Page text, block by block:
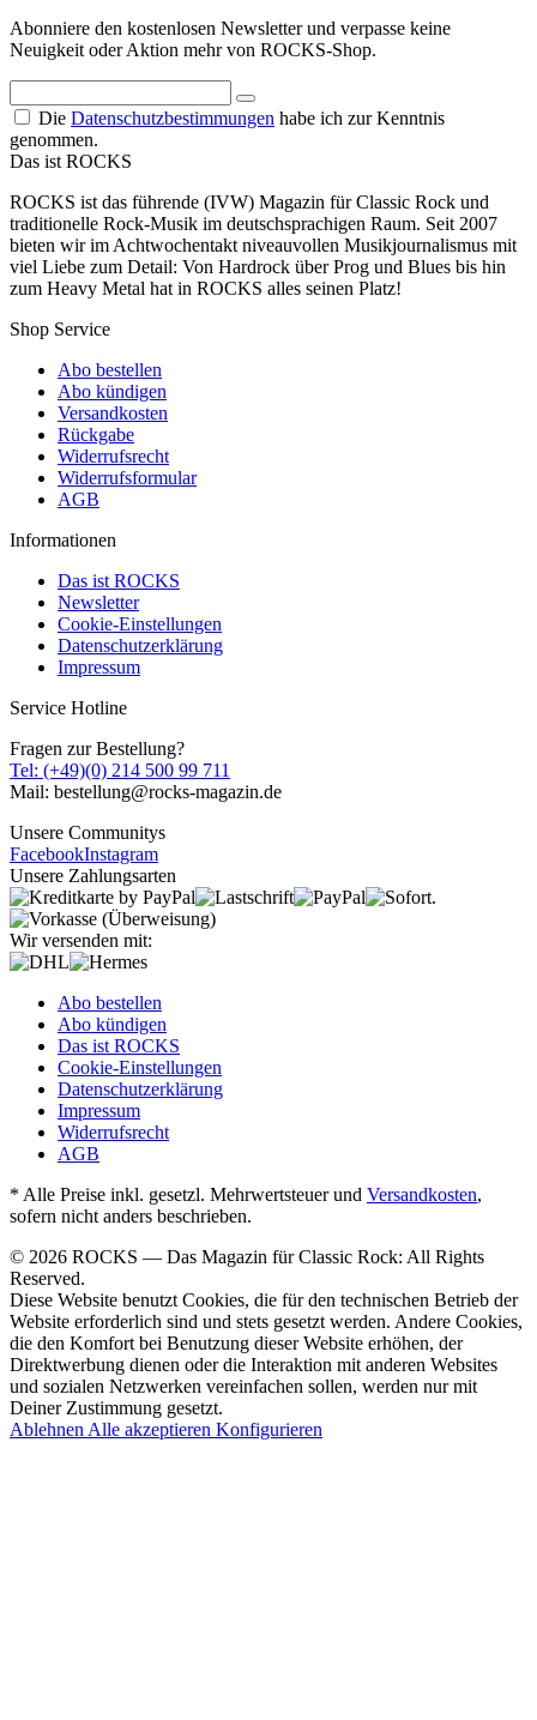
Abonniere den kostenlosen Newsletter und verpasse keine
Neuigkeit oder Aktion mehr von ROCKS-Shop.
Die Datenschutzbestimmungen habe ich zur Kenntnis
genommen.
Das ist ROCKS
ROCKS ist das führende (IVW) Magazin für Classic Rock und
traditionelle Rock-Musik im deutschsprachigen Raum. Seit 2007
bieten wir im Achtwochentakt niveauvollen Musikjournalismus mit
viel Liebe zum Detail: Von Hardrock über Prog und Blues bis hin
zum Heavy Metal hat in ROCKS alles seinen Platz!
Shop Service
Abo bestellen
Abo kündigen
Versandkosten
Rückgabe
Widerrufsrecht
Widerrufsformular
AGB
Informationen
Das ist ROCKS
Newsletter
Cookie-Einstellungen
Datenschutzerklärung
Impressum
Service Hotline
Fragen zur Bestellung?
Tel: (+49)(0) 214 500 99 711
Mail: bestellung@rocks-magazin.de
Unsere Communitys
FacebookInstagram
Unsere Zahlungsarten
Wir versenden mit:
Abo bestellen
Abo kündigen
Das ist ROCKS
Cookie-Einstellungen
Datenschutzerklärung
Impressum
Widerrufsrecht
AGB
* Alle Preise inkl. gesetzl. Mehrwertsteuer und Versandkosten,
sofern nicht anders beschrieben.
© 2026 ROCKS — Das Magazin für Classic Rock: All Rights
Reserved.
Diese Website benutzt Cookies, die für den technischen Betrieb der
Website erforderlich sind und stets gesetzt werden. Andere Cookies,
die den Komfort bei Benutzung dieser Website erhöhen, der
Direktwerbung dienen oder die Interaktion mit anderen Websites
und sozialen Netzwerken vereinfachen sollen, werden nur mit
Deiner Zustimmung gesetzt.
Ablehnen Alle akzeptieren Konfigurieren